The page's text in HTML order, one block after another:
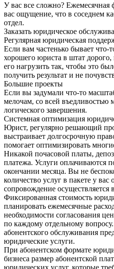
У вас все сложно? Ежемесячная
вас ощущение, что в соседнем
отдел.
Заказать юридическое
Регулярная юридическая
Если вам частенько бывает
хорошего юриста в штат
его нагрузить так, чтобы это
получить результат и не
Большие проекты
Если вы задумали что-то
мелочам, со всей въедливостью
логического завершения.
Системная оптимизация
Юрист, регулярно решающий
выстраивает долгосрочную
помогает оптимизировать
Никакой почасовой платы,
платежа. Услуги оплачиваются
окончании месяца. Вы не
количество услуг в пакете у вас
сопровождение
Фиксированная стоимость
планировать ежемесячные
необходимости согласования
по каждому отдельному
абонентского обслуживания
юридические услуги.
При абонентском формате
бизнеса размер абонентской
юридических услуг, которые